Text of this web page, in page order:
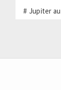
# Jupiter